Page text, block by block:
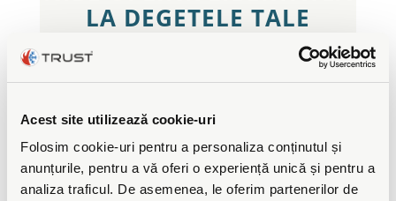
Acest site utilizează cookie-uri
Folosim cookie-uri pentru a personaliza conținutul și
anunțurile, pentru a vă oferi o experiență unică și pentru a
analiza traficul. De asemenea, le oferim partenerilor de
LA DEGETELE TALE
CITESTE CUM ITI POTI CONTROLA POMPA
DE PE TELEFON